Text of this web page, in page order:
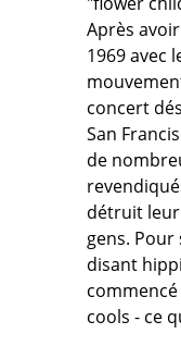
Après
1969 avec
concert
San
de
détruit
gens.
disant
cools - ce